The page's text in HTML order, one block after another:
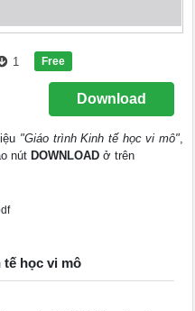
1 Free
Download
"Giáo trình Kinh tế học vi mô",
nút DOWNLOAD ở trên
học vi mô